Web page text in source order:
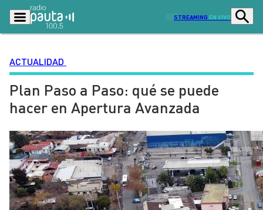
STREAMING EN VIVO
Podcasts Programas
Lo Último
Ciudad Economía
Radio en vivo Sostenibilidad
Tendencias Deportes
Entretención y Cultura Opinión
ACTUALIDAD
Plan Paso a Paso: qué se puede
hacer en Apertura Avanzada